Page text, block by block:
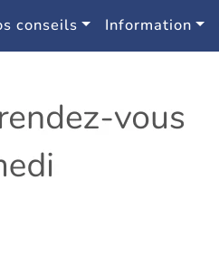
conseils Information